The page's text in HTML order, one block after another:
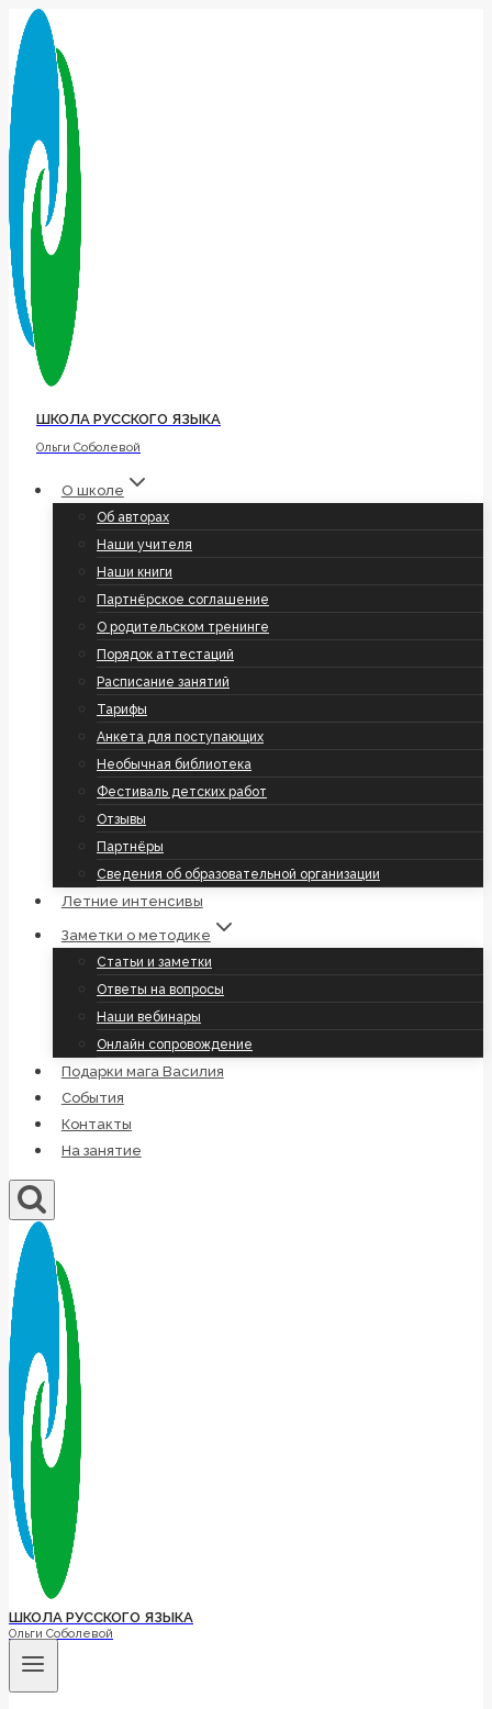
Перейти
содержимому
ШКОЛА РУССКОГО ЯЗЫКА
Ольги Соболевой
О школе
Об авторах
Наши учителя
Наши книги
Партнёрское соглашение
О родительском тренинге
Порядок аттестаций
Расписание занятий
Тарифы
Анкета для поступающих
Необычная библиотека
Фестиваль детских работ
Отзывы
Партнёры
Сведения об образовательной организации
Летние интенсивы
Заметки о методике
Статьи и заметки
Ответы на вопросы
Наши вебинары
Онлайн сопровождение
Подарки мага Василия
События
Контакты
На занятие
ШКОЛА РУССКОГО ЯЗЫКА
Ольги Соболевой